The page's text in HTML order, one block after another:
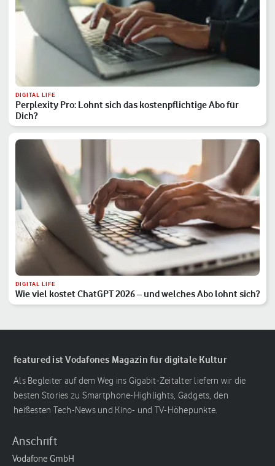
DIGITAL LIFE
Perplexity Pro: Lohnt sich das kostenpflichtige Abo für
Dich?
DIGITAL LIFE
Wie viel kostet ChatGPT 2026 – und welches Abo lohnt sich?
featured ist Vodafones Magazin für digitale Kultur
Als Begleiter auf dem Weg ins Gigabit-Zeitalter liefern wir die
besten Stories zu Smartphone-Highlights, Gadgets, den
heißesten Tech-News und Kino- und TV-Höhepunkte.
Anschrift
Vodafone GmbH